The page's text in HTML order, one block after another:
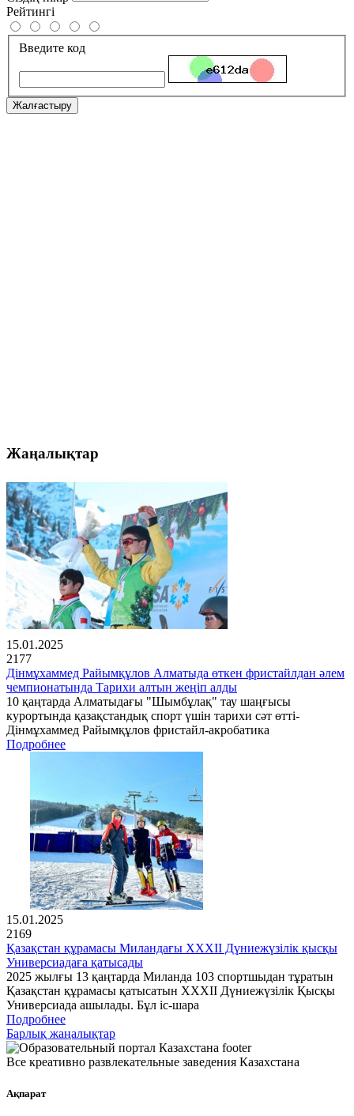
Рейтингі
Введите код
Жалғастыру
Жаңалықтар
15.01.2025
2177
Дінмұхаммед Райымқұлов Алматыда өткен фристайлдан әлем
чемпионатында Тарихи алтын жеңіп алды
10 қаңтарда Алматыдағы "Шымбұлақ" тау шаңғысы
курортында қазақстандық спорт үшін тарихи сәт өтті-
Дінмұхаммед Райымқұлов фристайл-акробатика
Подробнее
15.01.2025
2169
Қазақстан құрамасы Миландағы XXXII Дүниежүзілік қысқы
Универсиадаға қатысады
2025 жылғы 13 қаңтарда Миланда 103 спортшыдан тұратын
Қазақстан құрамасы қатысатын XXXII Дүниежүзілік Қысқы
Универсиада ашылады. Бұл іс-шара
Подробнее
Барлық жаңалықтар
Все креативно развлекательные заведения Казахстана
Ақпарат